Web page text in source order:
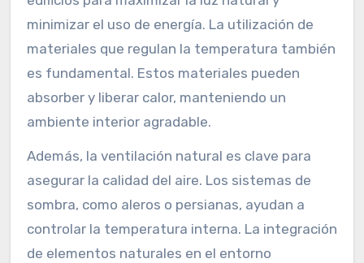
minimizar el uso de energía. La utilización de
materiales que regulan la temperatura también
es fundamental. Estos materiales pueden
absorber y liberar calor, manteniendo un
ambiente interior agradable.
Además, la ventilación natural es clave para
asegurar la calidad del aire. Los sistemas de
sombra, como aleros o persianas, ayudan a
controlar la temperatura interna. La integración
de elementos naturales en el entorno